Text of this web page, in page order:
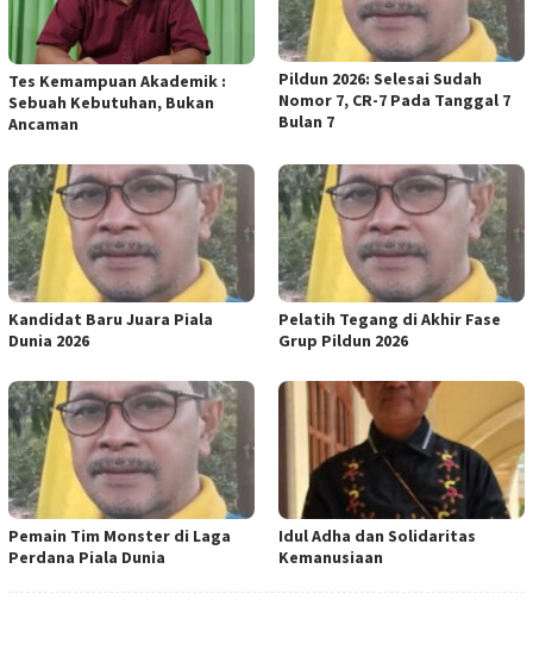
Tes Kemampuan Akademik :
Sebuah Kebutuhan, Bukan
Ancaman
Pildun 2026: Selesai Sudah
Nomor 7, CR-7 Pada Tanggal 7
Bulan 7
Kandidat Baru Juara Piala
Dunia 2026
Pelatih Tegang di Akhir Fase
Grup Pildun 2026
Pemain Tim Monster di Laga
Perdana Piala Dunia
Idul Adha dan Solidaritas
Kemanusiaan